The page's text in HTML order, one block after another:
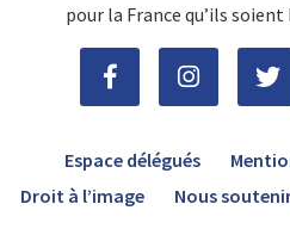
pour la France qu’ils
Espace délégués
Droit à l’image
Nous